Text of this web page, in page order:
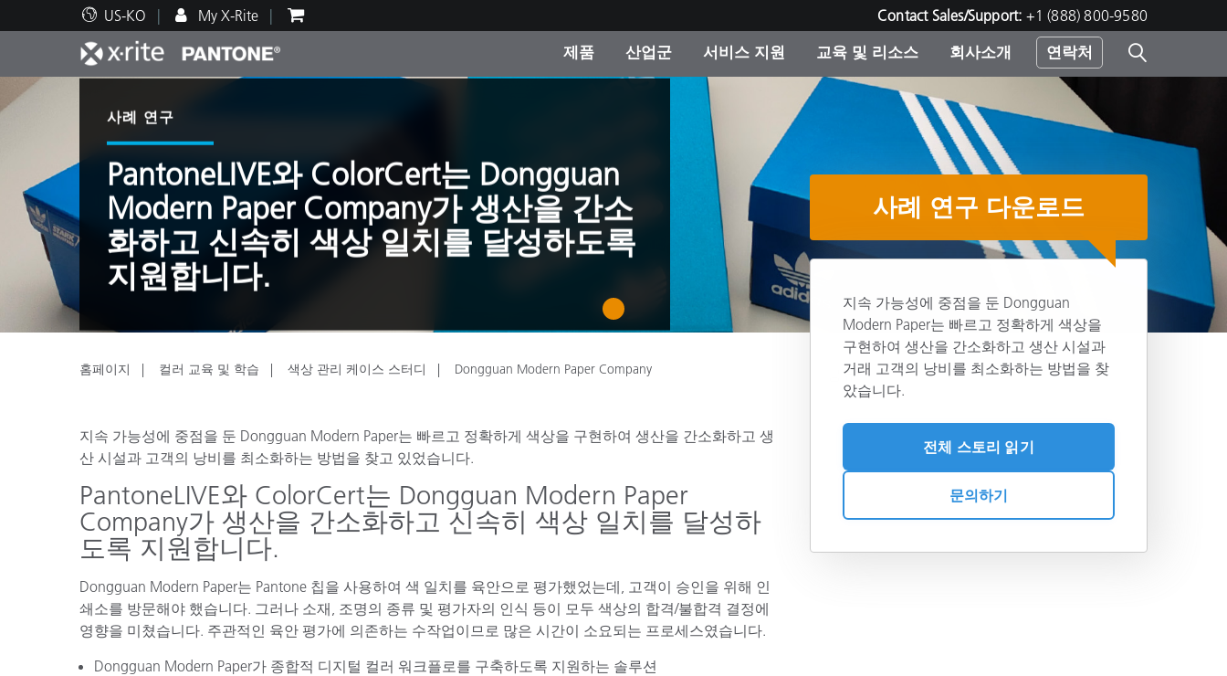
US-KO My X-Rite Contact Sales/Support: +1 (888) 800-9580
제품
주요 제품
제품을 찾을 수 없나요?
진행중인 프로모션
온라인 스토어
산업군
인쇄 및 패키징
자동차
OEM 디스플레이 및 프린터
식품 컬러 측정
종이/페이퍼
내구재
서비스 지원
기술 지원 X-Rite 코리아 연락
교육 및 리소스
교육 리소스
Brand Experience Center
컨설팅 및 감사
인기 다운로드
회사소개 연락처
사례 연구
PantoneLIVE와 ColorCert는 Dongguan
Modern Paper Company가 생산을 간소
화하고 신속히 색상 일치를 달성하도록
지원합니다.
1
홈페이지 컬러 교육 및 학습 색상 관리 케이스 스터디 Dongguan Modern Paper Company 공유
지속 가능성에 중점을 둔 Dongguan Modern Paper는 빠르고 정확하게 색상을 구현하여 생산을 간소화하고 생
산 시설과 고객의 낭비를 최소화하는 방법을 찾고 있었습니다.
PantoneLIVE와 ColorCert는 Dongguan Modern Paper
Company가 생산을 간소화하고 신속히 색상 일치를 달성하
도록 지원합니다.
Dongguan Modern Paper는 Pantone 칩을 사용하여 색 일치를 육안으로 평가했었는데, 고객이 승인을 위해 인
쇄소를 방문해야 했습니다. 그러나 소재, 조명의 종류 및 평가자의 인식 등이 모두 색상의 합격/불합격 결정에
영향을 미쳤습니다. 주관적인 육안 평가에 의존하는 수작업이므로 많은 시간이 소요되는 프로세스였습니다.
Dongguan Modern Paper가 종합적 디지털 컬러 워크플로를 구축하도록 지원하는 솔루션
사례 연구 다운로드
지속 가능성에 중점을 둔 Dongguan
Modern Paper는 빠르고 정확하게 색상을
구현하여 생산을 간소화하고 생산 시설과
거래 고객의 낭비를 최소화하는 방법을 찾
았습니다.
전체 스토리 읽기
문의하기